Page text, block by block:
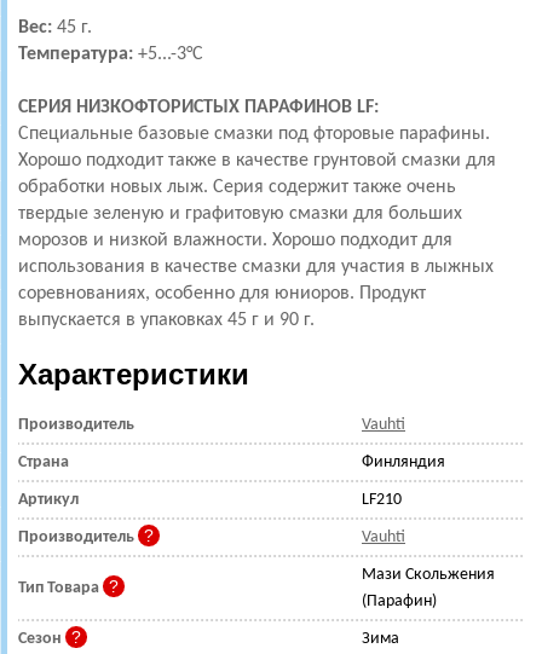
Вес: 45 г.
Температура: +5...-3°С
СЕРИЯ НИЗКОФТОРИСТЫХ ПАРАФИНОВ LF:
Специальные базовые смазки под фторовые парафины.
Хорошо подходит также в качестве грунтовой смазки для
обработки новых лыж. Серия содержит также очень
твердые зеленую и графитовую смазки для больших
морозов и низкой влажности. Хорошо подходит для
использования в качестве смазки для участия в лыжных
соревнованиях, особенно для юниоров. Продукт
выпускается в упаковках 45 г и 90 г.
Характеристики
Производитель Vauhti
Страна Финляндия
Артикул LF210
Производитель Vauhti
Тип Товара
Мази Скольжения
(Парафин)
Сезон Зима